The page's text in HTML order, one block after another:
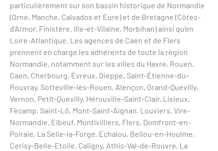
particulièrement sur son bassin historique de Normandie
(Orne, Manche, Calvados et Eure) et de Bretagne (Côtes-
d’Armor, Finistère, Ille-et-Vilaine, Morbihan) ainsi qu’en
Loire-Atlantique. Les agences de Caen et de Flers
prennent en charge les adhérents de toute la région
Normandie, notamment sur les villes du Havre, Rouen,
Caen, Cherbourg, Évreux, Dieppe, Saint-Étienne-du-
Rouvray, Sotteville-lès-Rouen, Alençon, Grand-Quevilly,
Vernon, Petit-Quevilly, Hérouville-Saint-Clair, Lisieux,
Fécamp, Saint-Lô, Mont-Saint-Aignan, Louviers, Vire-
Normandie, Elbeuf, Montivilliers, Flers, Domfront-en-
Poiraie, La Selle-la-Forge, Echalou, Bellou-en-Houlme,
Cerisy-Belle-Etoile, Caligny, Athis-Val-de-Rouvre, La